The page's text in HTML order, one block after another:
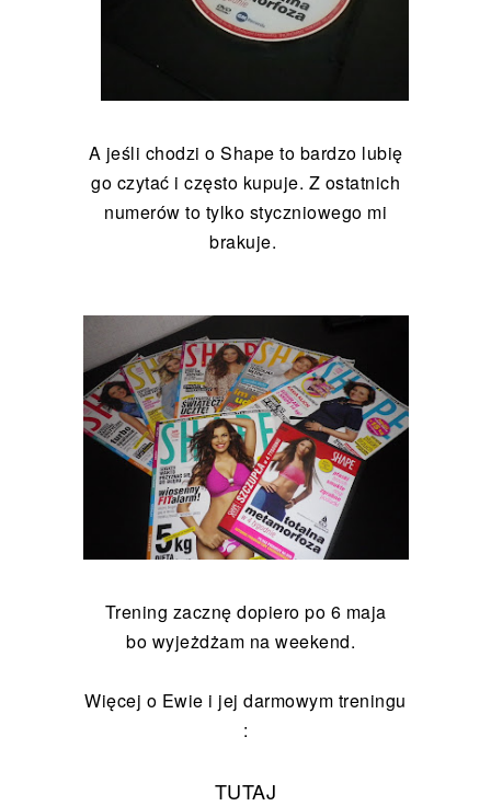
A jeśli chodzi o Shape to bardzo lubię
go czytać i często kupuje. Z ostatnich
numerów to tylko styczniowego mi
brakuje.
Trening zacznę dopiero po 6 maja
bo wyjeżdżam na weekend.
Więcej o Ewie i jej darmowym treningu
:
TUTAJ